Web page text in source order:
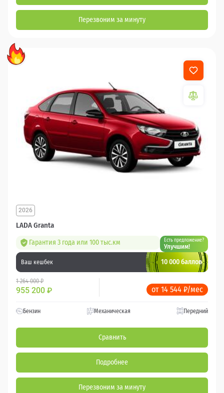
Перезвоним за минуту
LADA Granta
2026
Гарантия 3 года или 100 тыс.км Есть предложение?
Улучшим!
Ваш кешбек 10 000 баллов
1 264 000 ₽
955 200 ₽ от 14 544 ₽/мес
Бензин Механическая Передний
Сравнить
Подробнее
Перезвоним за минуту